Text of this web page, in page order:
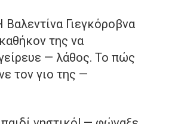
Γιεγκόροβνα
της να
— λάθος. Το πώς
τον γιο της —